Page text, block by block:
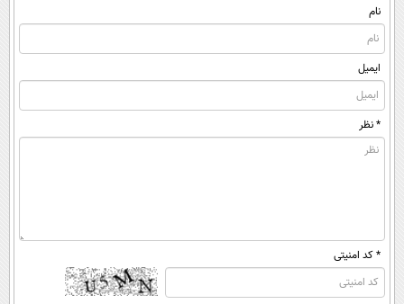
نام
ایمیل
* نظر
* کد امنیتی